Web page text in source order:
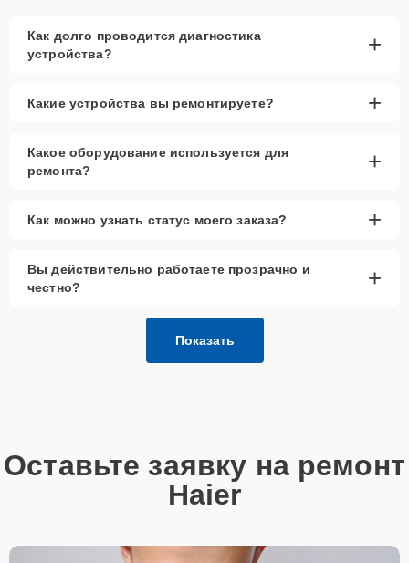
Как долго проводится диагностика
устройства?
+
Какие устройства вы ремонтируете? +
Какое оборудование используется для
ремонта?
+
Как можно узнать статус моего заказа? +
Вы действительно работаете прозрачно и
честно?
+
Показать
Оставьте заявку на ремонт
Haier